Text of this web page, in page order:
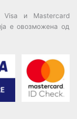
Visa и Mastercard
е овозможена од